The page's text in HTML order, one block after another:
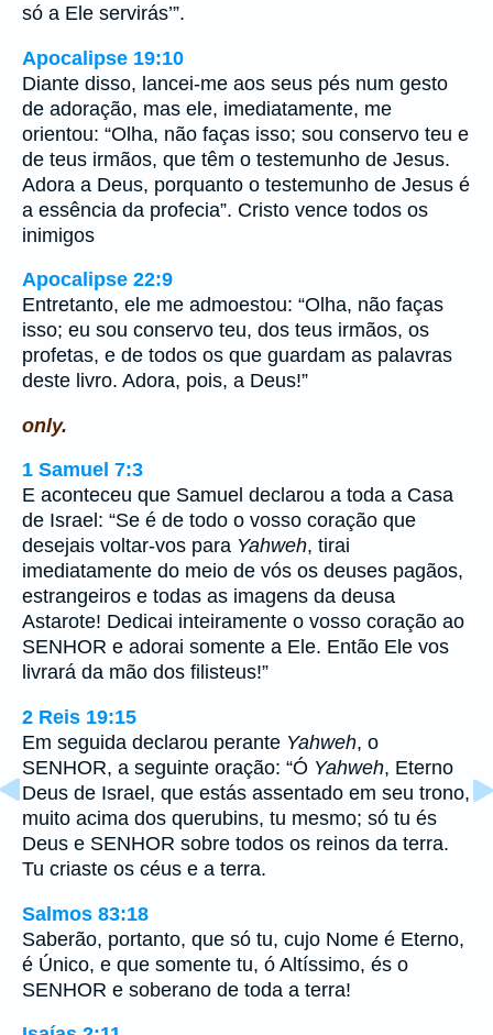
só a Ele servirás’”.
Apocalipse 19:10
Diante disso, lancei-me aos seus pés num gesto
de adoração, mas ele, imediatamente, me
orientou: “Olha, não faças isso; sou conservo teu e
de teus irmãos, que têm o testemunho de Jesus.
Adora a Deus, porquanto o testemunho de Jesus é
a essência da profecia”. Cristo vence todos os
inimigos
Apocalipse 22:9
Entretanto, ele me admoestou: “Olha, não faças
isso; eu sou conservo teu, dos teus irmãos, os
profetas, e de todos os que guardam as palavras
deste livro. Adora, pois, a Deus!”
only.
1 Samuel 7:3
E aconteceu que Samuel declarou a toda a Casa
de Israel: “Se é de todo o vosso coração que
desejais voltar-vos para Yahweh, tirai
imediatamente do meio de vós os deuses pagãos,
estrangeiros e todas as imagens da deusa
Astarote! Dedicai inteiramente o vosso coração ao
SENHOR e adorai somente a Ele. Então Ele vos
livrará da mão dos filisteus!”
2 Reis 19:15
Em seguida declarou perante Yahweh, o
SENHOR, a seguinte oração: “Ó Yahweh, Eterno
Deus de Israel, que estás assentado em seu trono,
muito acima dos querubins, tu mesmo; só tu és
Deus e SENHOR sobre todos os reinos da terra.
Tu criaste os céus e a terra.
Salmos 83:18
Saberão, portanto, que só tu, cujo Nome é Eterno,
é Único, e que somente tu, ó Altíssimo, és o
SENHOR e soberano de toda a terra!